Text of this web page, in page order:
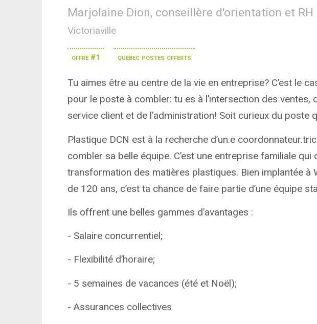
Marjolaine Dion, conseillère d'orientation et RH
Victoriaville
offre #1 québec postes offerts
Tu aimes être au centre de la vie en entreprise? C’est le
pour le poste à combler: tu es à l’intersection des ventes,
service client et de l’administration! Soit curieux du poste
Plastique DCN est à la recherche d’un.e
combler sa belle équipe. C’est une entreprise familiale
transformation des matières plastiques. Bien implantée à
de 120 ans, c’est ta chance de faire partie d’une équipe
Ils offrent une belles gammes d’avantages :
- Salaire concurrentiel;
- Flexibilité d’horaire;
- 5 semaines de vacances (été et Noël);
- Assurances collectives